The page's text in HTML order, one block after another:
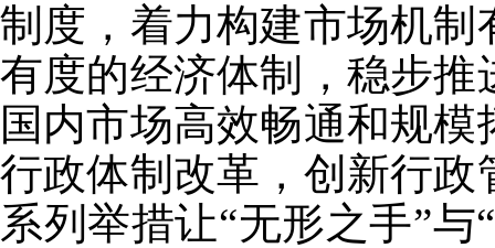
制度，着力构建市场机
有度的经济体制，稳步
国内市场高效畅通和规
行政体制改革，创新行
系列举措让“无形之手”